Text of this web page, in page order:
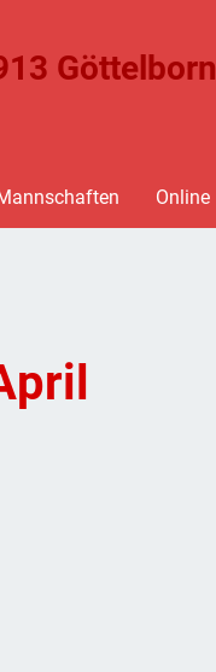
Göttelborn
Online